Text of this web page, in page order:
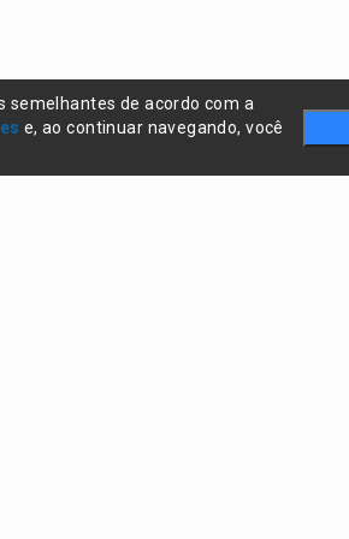
semelhantes de acordo com a
e, ao continuar navegando, você